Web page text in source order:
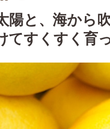
陽と、海から
てすくすく育